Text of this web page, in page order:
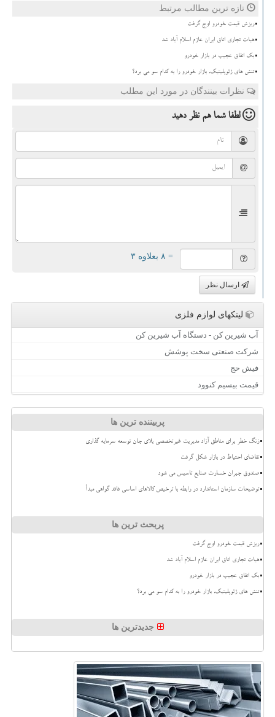
تازه ترین مطالب مرتبط
ریزش قیمت خودرو اوج گرفت
هیات تجاری اتاق ایران عازم اسلام آباد شد
بک اتفاق عجیب در بازار خودرو
تنش های ژئوپلیتیک، بازار خودرو را به کدام سو می برد؟
نظرات بینندگان در مورد این مطلب
لطفا شما همنظر دهید
= ۸ بعلاوه ۳
ارسال نظر
لینکهای لوازم فلزی
آب شیرین کن - دستگاه آب شیرین کن
شرکت صنعتی سخت پوشش
فیش حج
قیمت بیسیم کنوود
پربیننده ترین ها
زنگ خطر برای مناطق آزاد مدیریت غیرتخصصی بلای جان توسعه سرمایه گذاری
تقاضای احتیاط در بازار شکل گرفت
صندوق جبران خسارت صنایع تاسیس می شود
توضیحات سازمان استاندارد در رابطه با ترخیص کالاهای اساسی فاقد گواهی مبدأ
پربحث ترین ها
ریزش قیمت خودرو اوج گرفت
هیات تجاری اتاق ایران عازم اسلام آباد شد
بک اتفاق عجیب در بازار خودرو
تنش های ژئوپلیتیک، بازار خودرو را به کدام سو می برد؟
جدیدترین ها